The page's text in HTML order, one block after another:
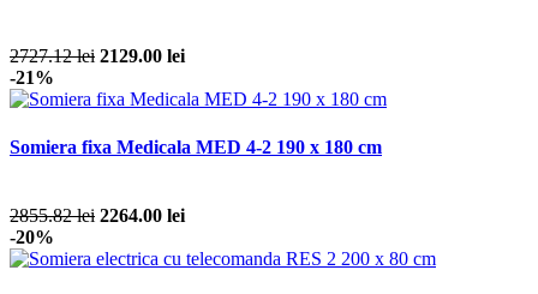
2727.12 lei 2129.00 lei
-21%
Somiera fixa Medicala MED 4-2 190 x 180 cm
2855.82 lei 2264.00 lei
-20%